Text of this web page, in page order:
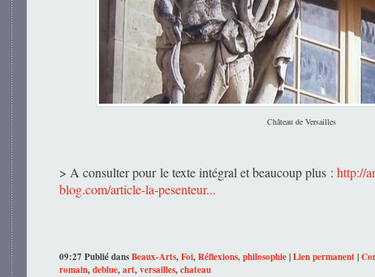
Château de Versailles
> A consulter pour le texte intégral et beaucoup plus : http://
blog.com/article-la-pesenteur...
09:27 Publié dansBeaux-Arts,Foi,Réflexions, philosophie|Lien permanent|
romain,deblue,art,versailles,chateau